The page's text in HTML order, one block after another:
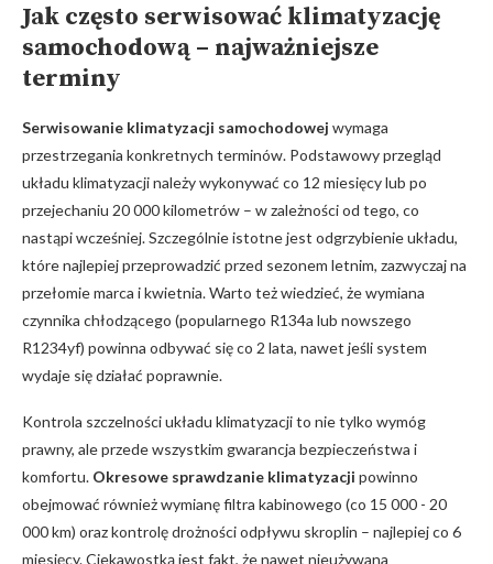
Jak często serwisować klimatyzację
samochodową – najważniejsze
terminy
Serwisowanie klimatyzacji samochodowej wymaga⁣
przestrzegania konkretnych terminów. Podstawowy przegląd
układu klimatyzacji należy wykonywać co ‍12 miesięcy lub⁢ po
przejechaniu 20 000 kilometrów​ – w zależności od tego, co
nastąpi wcześniej. Szczególnie istotne jest odgrzybienie układu,
które najlepiej przeprowadzić ⁤przed sezonem letnim, zazwyczaj na
przełomie marca​ i kwietnia. Warto też wiedzieć, że wymiana
czynnika chłodzącego (popularnego R134a lub nowszego
R1234yf) powinna odbywać się co 2 lata, nawet jeśli system
wydaje się działać poprawnie.
Kontrola szczelności układu klimatyzacji ‌to nie tylko wymóg
prawny, ale przede wszystkim gwarancja bezpieczeństwa​ i
⁣komfortu. Okresowe sprawdzanie klimatyzacji powinno
obejmować również ‌wymianę filtra kabinowego (co 15 000 -⁣ 20
000 km) oraz ⁢kontrolę​ drożności odpływu skroplin – najlepiej co 6
miesięcy. Ciekawostką ​jest fakt, że nawet nieużywana